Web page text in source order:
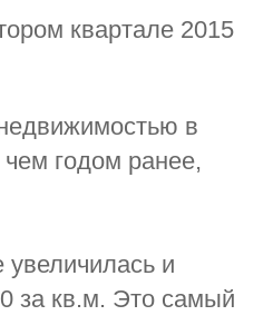
квартале 2015
в
годом ранее,
увеличилась и
за кв.м. Это самый